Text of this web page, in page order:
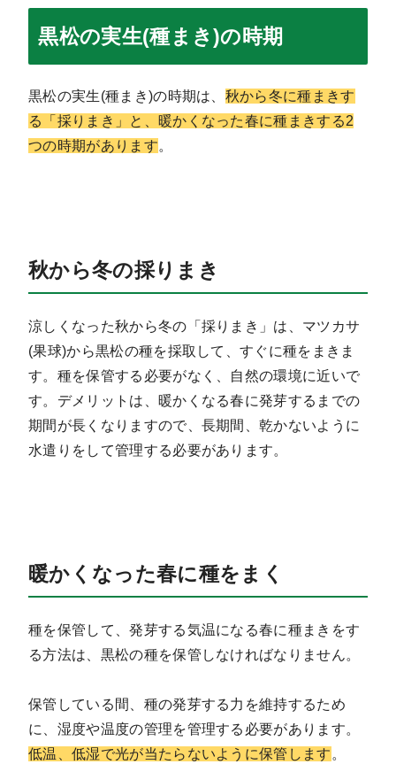
黒松の実生(種まき)の時期
黒松の実生(種まき)の時期は、 秋から冬に種まきす
る「採りまき」と、暖かくなった春に種まきする2
つの時期があります。
秋から冬の採りまき
涼しくなった秋から冬の「採りまき」は、マツカサ
(果球)から黒松の種を採取して、すぐに種をまきま
す。種を保管する必要がなく、自然の環境に近いで
す。デメリットは、暖かくなる春に発芽するまでの
期間が長くなりますので、長期間、乾かないように
水遣りをして管理する必要があります。
暖かくなった春に種をまく
種を保管して、発芽する気温になる春に種まきをす
る方法は、黒松の種を保管しなければなりません。
保管している間、種の発芽する力を維持するため
に、湿度や温度の管理を管理する必要があります。
低温、低湿で光が当たらないように保管します 。